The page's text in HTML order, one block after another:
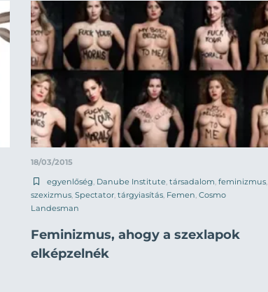
18/03/2015
egyenlőség, Danube Institute, társadalom, feminizmus,
szexizmus, Spectator, tárgyiasítás, Femen, Cosmo
Landesman
Feminizmus, ahogy a szexlapok
elképzelnék